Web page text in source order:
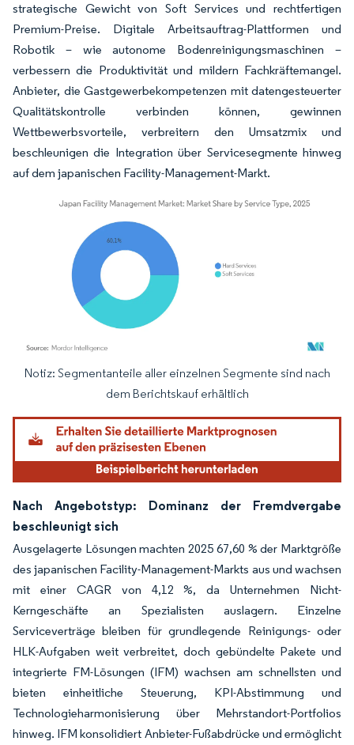
strategische Gewicht von Soft Services und rechtfertigen
Premium-Preise. Digitale Arbeitsauftrag-Plattformen und
Robotik – wie autonome Bodenreinigungsmaschinen –
verbessern die Produktivität und mildern Fachkräftemangel.
Anbieter, die Gastgewerbekompetenzen mit datengesteuerter
Qualitätskontrolle verbinden können, gewinnen
Wettbewerbsvorteile, verbreitern den Umsatzmix und
beschleunigen die Integration über Servicesegmente hinweg
auf dem japanischen Facility-Management-Markt.
Bild © Mordor Intelligence. Wiederverwendung erfordert Namensnennung
Notiz: Segmentanteile aller einzelnen Segmente sind nach
dem Berichtskauf erhältlich
Nach Angebotstyp: Dominanz der Fremdvergabe
beschleunigt sich
Ausgelagerte Lösungen machten 2025 67,60 % der Marktgröße
des japanischen Facility-Management-Markts aus und wachsen
mit einer CAGR von 4,12 %, da Unternehmen Nicht-
Kerngeschäfte an Spezialisten auslagern. Einzelne
Serviceverträge bleiben für grundlegende Reinigungs- oder
HLK-Aufgaben weit verbreitet, doch gebündelte Pakete und
integrierte FM-Lösungen (IFM) wachsen am schnellsten und
bieten einheitliche Steuerung, KPI-Abstimmung und
Technologieharmonisierung über Mehrstandort-Portfolios
hinweg. IFM konsolidiert Anbieter-Fußabdrücke und ermöglicht